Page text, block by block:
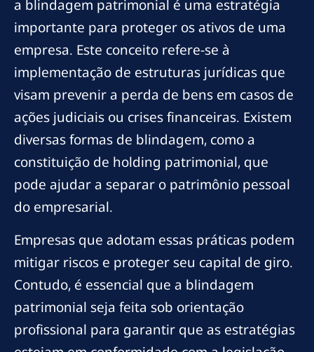
a blindagem patrimonial é uma estratégia
importante para proteger os ativos de uma
empresa. Este conceito refere-se à
implementação de estruturas jurídicas que
visam prevenir a perda de bens em casos de
ações judiciais ou crises financeiras. Existem
diversas formas de blindagem, como a
constituição de holding patrimonial, que
pode ajudar a separar o patrimônio pessoal
do empresarial.
Empresas que adotam essas práticas podem
mitigar riscos e proteger seu capital de giro.
Contudo, é essencial que a blindagem
patrimonial seja feita sob orientação
profissional para garantir que as estratégias